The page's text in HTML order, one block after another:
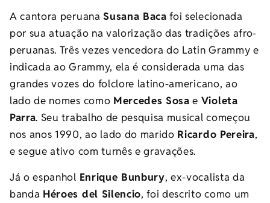
A cantora peruanaSusana Baca foi selecionada
por sua atuação na valorização das tradições afro-
peruanas. Três vezes vencedora do Latin Grammy e
indicada ao Grammy, ela é considerada uma das
grandes vozes do folclore latino-americano, ao
lado de nomes como Mercedes Sosa e Violeta
Parra. Seu trabalho de pesquisa musical começou
nos anos 1990, ao lado do marido Ricardo Pereira,
e segue ativo com turnês e gravações.
Já o espanhol Enrique Bunbury, ex-vocalista da
banda Héroes del Silencio, foi descrito como um